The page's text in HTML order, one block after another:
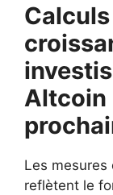
Altcoin
Les mesures
reflètent le